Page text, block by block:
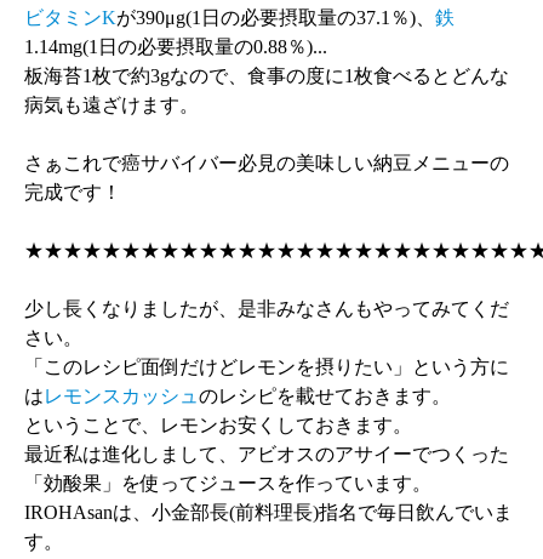
ビタミンKが390μg(1日の必要摂取量の37.1％)、 鉄
1.14mg(1日の必要摂取量の0.88％)...
板海苔1枚で約3gなので、食事の度に1枚食べるとどんな
病気も遠ざけます。
さぁこれで癌サバイバー必見の美味しい納豆メニューの
完成です！
少し長くなりましたが、是非みなさんもやってみてくだ
さい。
「このレシピ面倒だけどレモンを摂りたい」という方に
はレモンスカッシュ のレシピを載せておきます。
ということで、レモンお安くしておきます。
最近私は進化しまして、アビオスのアサイーでつくった
「効酸果」を使ってジュースを作っています。
IROHAsanは、小金部長(前料理長)指名で毎日飲んでいま
す。